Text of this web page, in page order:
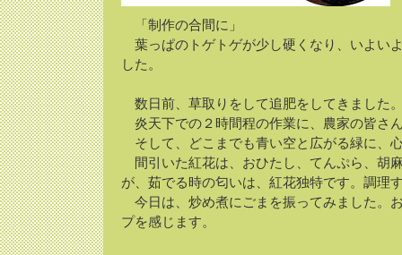
「制作の合間に」
葉っぱのトゲトゲが少し硬くなり、いよい
した。
数日前、草取りをして追肥をしてきました
炎天下での２時間程の作業に、農家の皆さ
そして、どこまでも青い空と広がる緑に、
間引いた紅花は、おひたし、てんぷら、胡
が、茹でる時の匂いは、紅花独特です。調理
今日は、炒め煮にごまを振ってみました。
プを感じます。